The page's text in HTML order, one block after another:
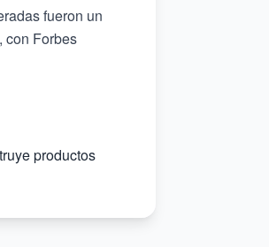
fueron un
con Forbes
productos